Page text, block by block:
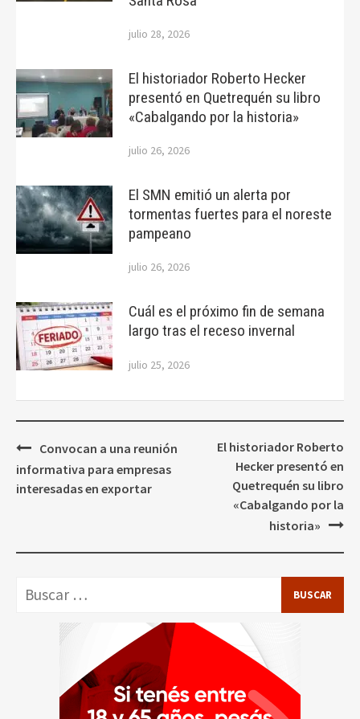
julio 28, 2026
El historiador Roberto Hecker
presentó en Quetrequén su libro
«Cabalgando por la historia»
julio 26, 2026
El SMN emitió un alerta por
tormentas fuertes para el noreste
pampeano
julio 26, 2026
Cuál es el próximo fin de semana
largo tras el receso invernal
julio 25, 2026
Navegación
de
entradas
Convocan a una reunión
informativa para empresas
interesadas en exportar
El historiador Roberto
Hecker presentó en
Quetrequén su libro
«Cabalgando por la
historia»
Buscar: